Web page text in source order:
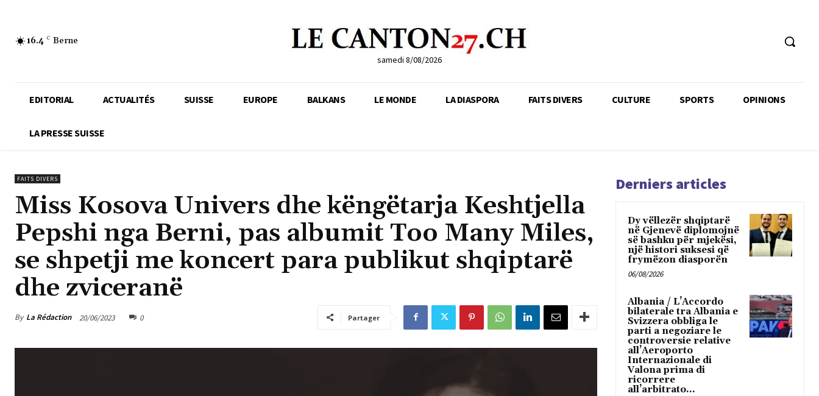
16.4 C Berne
samedi 8/08/2026
EDITORIAL ACTUALITÉS SUISSE EUROPE BALKANS LE MONDE LA DIASPORA FAITS DIVERS CULTURE SPORTS OPINIONS
LA PRESSE SUISSE
FAITS DIVERS
Miss Kosova Univers dhe këngëtarja Keshtjella
Pepshi nga Berni, pas albumit Too Many Miles,
se shpetji me koncert para publikut shqiptarë
dhe zviceranë
By La Rédaction 20/06/2023 0 Partager
Derniers articles
Dy vëllezër shqiptarë
në Gjenevë diplomojnë
së bashku për mjekësi,
një histori suksesi që
frymëzon diasporën
06/08/2026
Albania / L’Accordo
bilaterale tra Albania e
Svizzera obbliga le
parti a negoziare le
controversie relative
all’Aeroporto
Internazionale di
Valona prima di
ricorrere
all’arbitrato...